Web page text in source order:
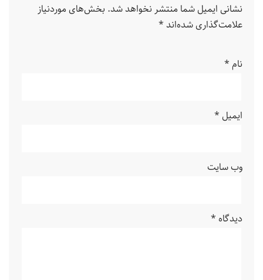
نشانی ایمیل شما منتشر نخواهد شد. بخش‌های موردنیاز
علامت‌گذاری شده‌اند *
نام *
ایمیل *
وب‌ سایت
دیدگاه *